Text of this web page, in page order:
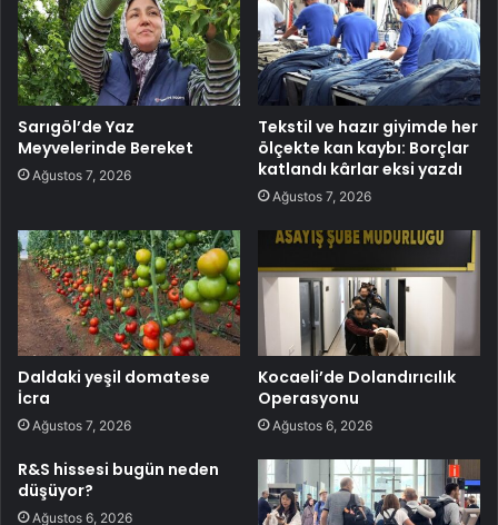
Sarıgöl’de Yaz
Meyvelerinde Bereket
Ağustos 7, 2026
Tekstil ve hazır giyimde her
ölçekte kan kaybı: Borçlar
katlandı kârlar eksi yazdı
Ağustos 7, 2026
Daldaki yeşil domatese
İcra
Ağustos 7, 2026
Kocaeli’de Dolandırıcılık
Operasyonu
Ağustos 6, 2026
R&S hissesi bugün neden
düşüyor?
Ağustos 6, 2026